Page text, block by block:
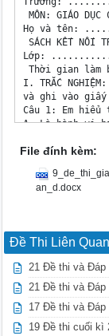
File đính kèm:
an_d.docx
Đề Thi Liên Quan
21 Đề thi và Đáp
21 Đề thi và Đáp
17 Đề thi và
19 Đề thi cuối kì